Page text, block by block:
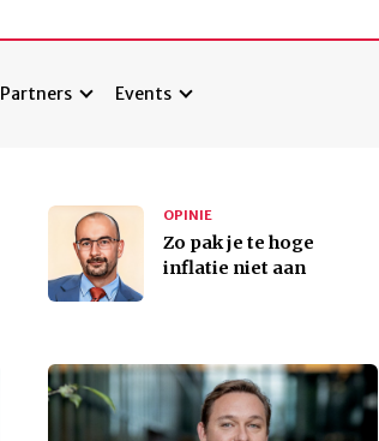
Partners Events
OPINIE
Zo pak je te hoge
inflatie niet aan